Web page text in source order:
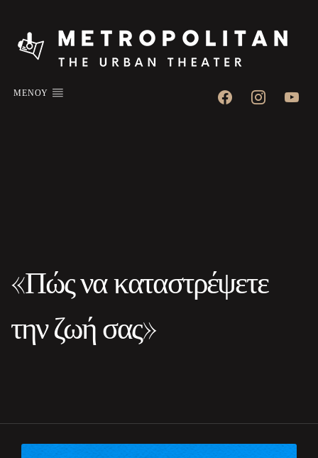
ΜΕΝΟΥ facebookinstagramyoutube
«Πώς να καταστρέψετε
την ζωή σας»